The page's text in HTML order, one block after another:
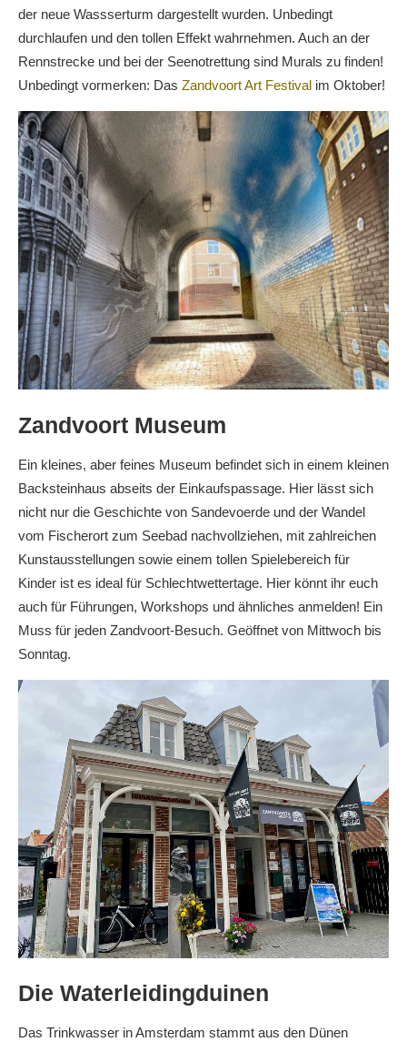
der neue Wassserturm dargestellt wurden. Unbedingt
durchlaufen und den tollen Effekt wahrnehmen. Auch an der
Rennstrecke und bei der Seenotrettung sind Murals zu finden!
Unbedingt vormerken: Das Zandvoort Art Festival im Oktober!
Zandvoort Museum
Ein kleines, aber feines Museum befindet sich in einem kleinen
Backsteinhaus abseits der Einkaufspassage. Hier lässt sich
nicht nur die Geschichte von Sandevoerde und der Wandel
vom Fischerort zum Seebad nachvollziehen, mit zahlreichen
Kunstausstellungen sowie einem tollen Spielebereich für
Kinder ist es ideal für Schlechtwettertage. Hier könnt ihr euch
auch für Führungen, Workshops und ähnliches anmelden! Ein
Muss für jeden Zandvoort-Besuch. Geöffnet von Mittwoch bis
Sonntag.
Die Waterleidingduinen
Das Trinkwasser in Amsterdam stammt aus den Dünen